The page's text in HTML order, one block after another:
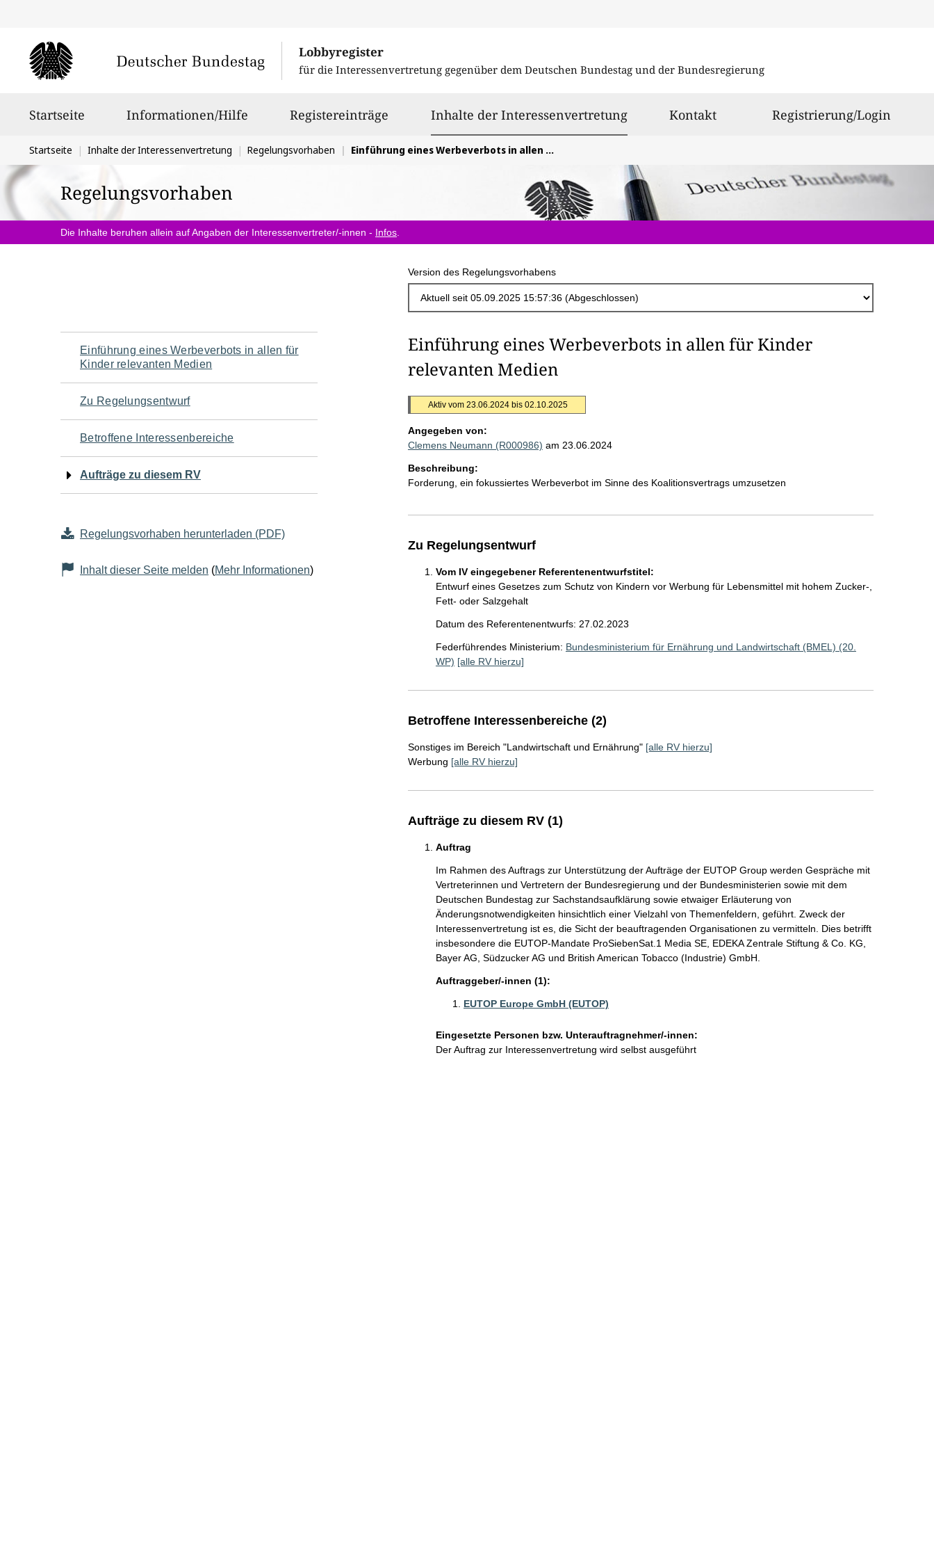
Lobbyregister
für die Interessenvertretung gegenüber dem Deutschen Bundestag und der Bundesregierung
Startseite Informationen/Hilfe Registereinträge Inhalte der Interessenvertretungausgewählt
Kontakt Registrierung/Login
Sie
befinden
sich
hier:
Startseite Inhalte der Interessenvertretung Regelungsvorhaben Einführung eines Werbeverbots in allen für Kinder relevanten Medien
Regelungsvorhaben
Die Inhalte beruhen allein auf Angaben der Interessenvertreter/-innen - Infos
Version des Regelungsvorhabens
Navigation
für
den
Seiteninhalt
Einführung eines Werbeverbots in allen für
Kinder relevanten Medien
Zu Regelungsentwurf
Betroffene Interessenbereiche
Aufträge zu diesem RV
Regelungsvorhaben herunterladen (PDF)
Inhalt dieser Seite melden (Mehr Informationen)
Einführung eines Werbeverbots in allen für Kinder
relevanten Medien
Aktiv vom 23.06.2024 bis 02.10.2025
Angegeben von:
Clemens Neumann (R000986) am 23.06.2024
Beschreibung:
Forderung, ein fokussiertes Werbeverbot im Sinne des Koalitionsvertrags umzusetzen
Zu Regelungsentwurf
Vom IV eingegebener Referentenentwurfstitel:
Entwurf eines Gesetzes zum Schutz von Kindern vor Werbung für Lebensmittel mit hohem Zucker-,
Fett- oder Salzgehalt
Datum des Referentenentwurfs: 27.02.2023
Federführendes Ministerium: Bundesministerium für Ernährung und Landwirtschaft (BMEL) (20.
WP) [alle RV hierzu]
Betroffene Interessenbereiche (2)
Sonstiges im Bereich "Landwirtschaft und Ernährung" [alle RV hierzu]
Werbung [alle RV hierzu]
Aufträge zu diesem RV (1)
Auftrag
Im Rahmen des Auftrags zur Unterstützung der Aufträge der EUTOP Group werden Gespräche mit
Vertreterinnen und Vertretern der Bundesregierung und der Bundesministerien sowie mit dem
Deutschen Bundestag zur Sachstandsaufklärung sowie etwaiger Erläuterung von
Änderungsnotwendigkeiten hinsichtlich einer Vielzahl von Themenfeldern, geführt. Zweck der
Interessenvertretung ist es, die Sicht der beauftragenden Organisationen zu vermitteln. Dies betrifft
insbesondere die EUTOP-Mandate ProSiebenSat.1 Media SE, EDEKA Zentrale Stiftung & Co. KG,
Bayer AG, Südzucker AG und British American Tobacco (Industrie) GmbH.
Auftraggeber/-innen (1):
EUTOP Europe GmbH (EUTOP)
Eingesetzte Personen bzw. Unterauftragnehmer/-innen:
Der Auftrag zur Interessenvertretung wird selbst ausgeführt